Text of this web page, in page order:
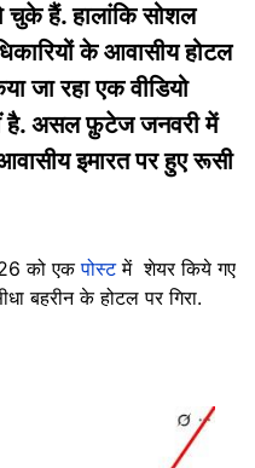
चुके हैं. हालांकि सोशल
के आवासीय होटल
जा रहा एक वीडियो
है. असल फ़ुटेज जनवरी में
इमारत पर हुए रूसी
को एकपोस्टमें शेयर किये गए
बहरीन के होटल पर गिरा.